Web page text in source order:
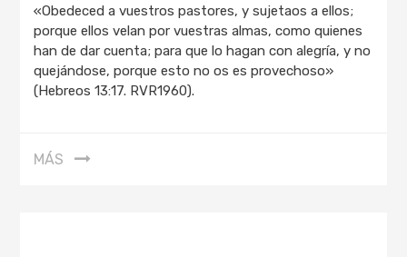
«Obedeced a vuestros pastores, y sujetaos a ellos;
porque ellos velan por vuestras almas, como quienes
han de dar cuenta; para que lo hagan con alegría, y no
quejándose, porque esto no os es provechoso»
(Hebreos 13:17. RVR1960).
MÁS